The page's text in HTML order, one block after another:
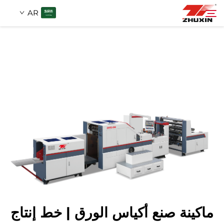
AR
شركة
أخبار
الأسئلة الشائعة
ماكينة صنع أكياس الورق | خط إنتاج